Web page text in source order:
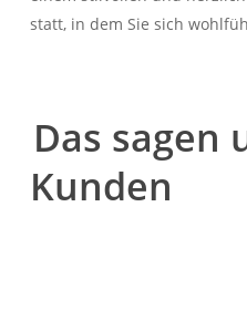
statt, in dem Sie sich
Das sagen
Kunden